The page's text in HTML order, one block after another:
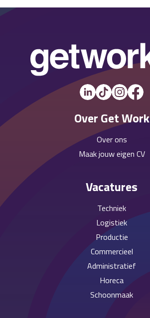
Over Get Work
Over ons
Maak jouw eigen CV
Vacatures
Techniek
Logistiek
Productie
Commercieel
Administratief
Horeca
Schoonmaak